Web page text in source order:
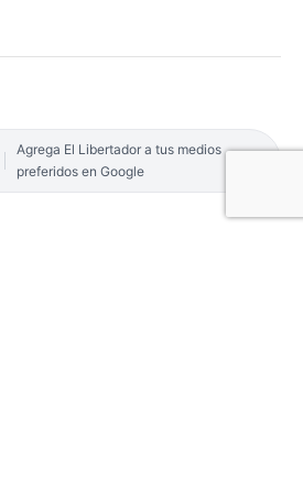
Agrega El Libertador a tus medios
preferidos en Google